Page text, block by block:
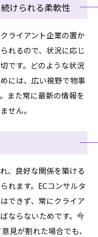
けられる柔軟性
ライアント企業の置か
れるので、状況に応じ
です。どのような状況
には、広い視野で物事
また常に最新の情報を
せん。
、良好な関係を築ける
れます。ECコンサルタ
できず、常にクライア
ならないためです。今
見が割れた場合でも、